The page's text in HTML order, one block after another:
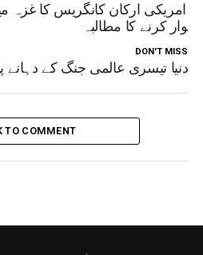
62 امریکی ارکان کانگریس کا غزہ
کرنے کا مطالبہ
DON'T MISS
دنیا تیسری عالمی جنگ کے دہانے
TO COMMENT